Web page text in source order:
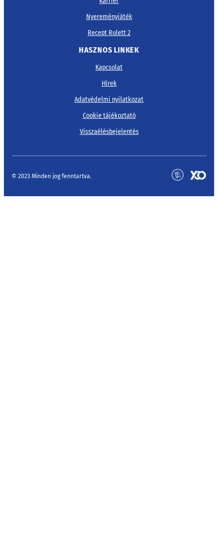
Nyereményjáték
Recept Rulett 2
HASZNOS LINKEK
Kapcsolat
Hírek
Adatvédelmi nyilatkozat
Cookie tájékoztató
Visszaélésbejelentés
© 2023 Minden jog fenntartva.